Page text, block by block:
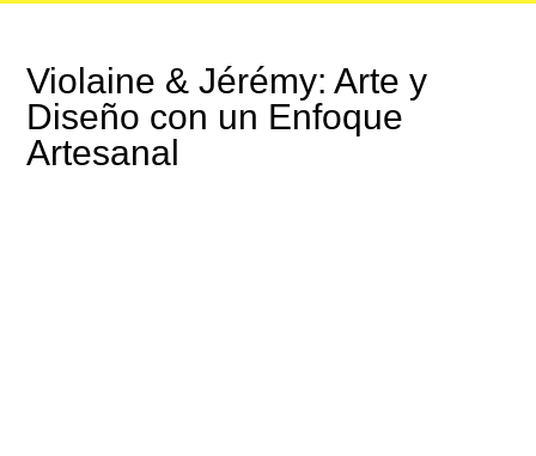
Violaine & Jérémy: Arte y
Diseño con un Enfoque
Artesanal